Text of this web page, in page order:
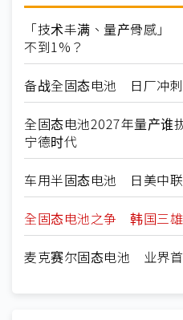
「技术丰满、量产骨感
不到1%？
备战全固态电池 日厂冲
全固态电池2027年量产
宁德时代
车用半固态电池 日美中
全固态电池之争 韩国三
麦克赛尔固态电池 业界